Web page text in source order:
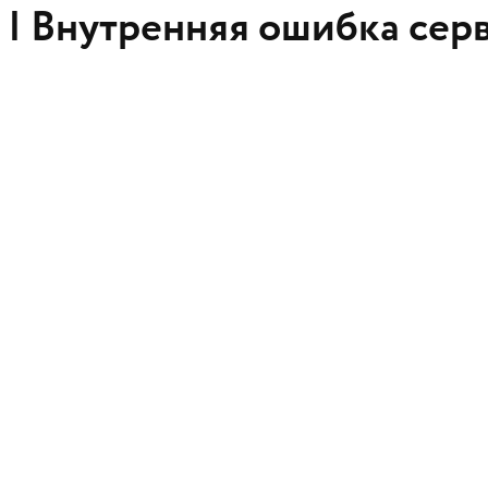
Внутренняя ошибка